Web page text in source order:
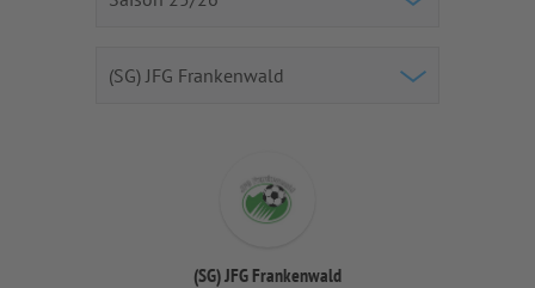
(SG) JFG Frankenwald